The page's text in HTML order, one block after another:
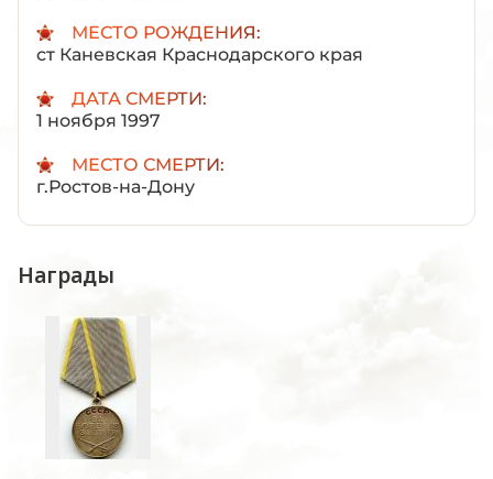
МЕСТО РОЖДЕНИЯ:
ст Каневская Краснодарского края
ДАТА СМЕРТИ:
1 ноября 1997
МЕСТО СМЕРТИ:
г.Ростов-на-Дону
Награды